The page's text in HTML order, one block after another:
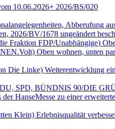
10.06.2026+ 2026/BS/020
Abberufung
2026/BV/1678 ungeändert
Fraktion FDP/Unabhängige)
Oben wohnen, unten
Die Linke) Weiterentwicklung
SPD, BÜNDNIS 90/DIE
HanseMesse zu einer
Klein) Erlebnisqualität